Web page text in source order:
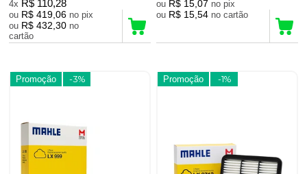
4x R$ 110,28
ou R$ 419,06
no pix
ou R$ 432,30 no
cartão
ou R$ 15,07
no pix
ou R$ 15,54 no cartão
Promoção -3% Promoção -1%